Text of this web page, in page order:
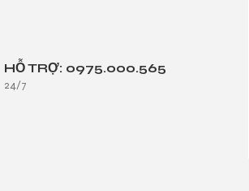
HỖ TRỢ: 0975.000.565
24/7